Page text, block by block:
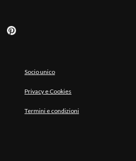
Socio unico
Privacy e Cookies
Termini e condizioni